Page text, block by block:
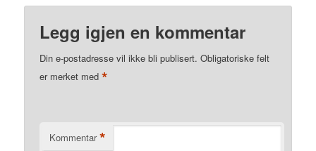
Legg igjen en kommentar
Din e-postadresse vil ikke bli publisert. Obligatoriske felt
er merket med*
Kommentar *